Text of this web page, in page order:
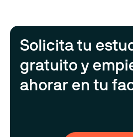
Solicita tu
gratuito y
ahorar en tu